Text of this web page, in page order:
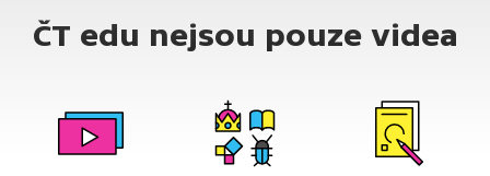
ČT edu nejsou pouze videa